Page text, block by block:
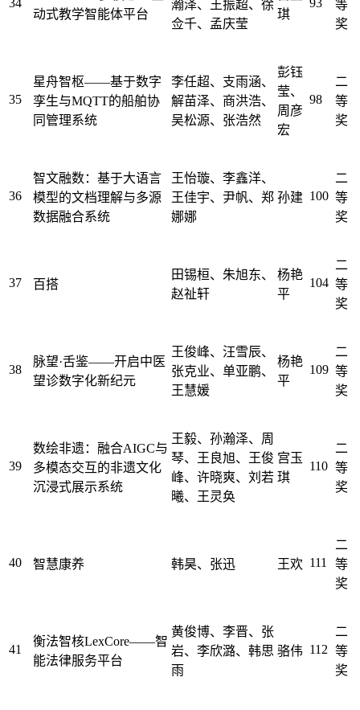
动式教学智能体平台
瀚泽、王振超、徐
佥千、孟庆莹
琪
等
奖
35
星舟智枢——基于数字
孪生与MQTT的船舶协
同管理系统
李任超、支雨涵、
解苗泽、商洪浩、
吴松源、张浩然
彭钰
莹、
周彦
宏
98
二
等
奖
36
智文融数：基于大语言
模型的文档理解与多源
数据融合系统
王怡璇、李鑫洋、
王佳宇、尹帆、郑
娜娜
孙建 100
二
等
奖
37 百搭
田锡桓、朱旭东、
赵祉轩
杨艳
平
104
二
等
奖
38
脉望·舌鉴——开启中医
望诊数字化新纪元
王俊峰、汪雪辰、
张克业、单亚鹏、
王慧媛
杨艳
平
109
二
等
奖
39
数绘非遗：融合AIGC与
多模态交互的非遗文化
沉浸式展示系统
王毅、孙瀚泽、周
琴、王良旭、王俊
峰、许晓爽、刘若
曦、王灵奂
宫玉
琪
110
二
等
奖
40 智慧康养 韩昊、张迅 王欢 111
二
等
奖
41
衡法智核LexCore——智
能法律服务平台
黄俊博、李晋、张
岩、李欣潞、韩思
雨
骆伟 112
二
等
奖